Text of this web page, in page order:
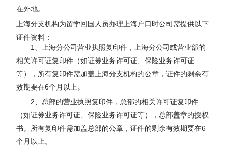
在外地。
上海分支机构为留学回国人员办理上海户口时公司需提供以下
证件资料：
1、上海分公司营业执照复印件，上海分公司或营业部的
相关许可证复印件（如证券业务许可证、保险业务许可证
等），所有复印件需加盖上海分支机构的公章，证件的剩余有
效期要在6个月以上。
2、总部的营业执照复印件，总部的相关许可证复印件
（如证券业务许可证、保险业务许可证等），总部盖章的授权
书。所有复印件需加盖总部的公章，证件的剩余有效期要在6
个月以上。